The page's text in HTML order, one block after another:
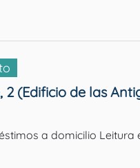
2 (Edificio de las
a domicilio